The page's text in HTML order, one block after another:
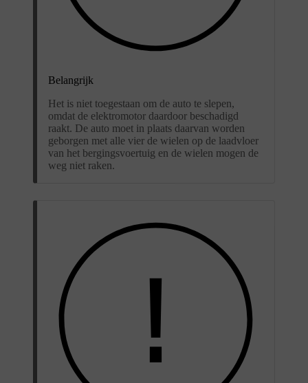
Belangrijk
Het is niet toegestaan om de auto te slepen,
omdat de elektromotor daardoor beschadigd
raakt. De auto moet in plaats daarvan worden
geborgen met alle vier de wielen op de laadvloer
van het bergingsvoertuig en de wielen mogen de
weg niet raken.